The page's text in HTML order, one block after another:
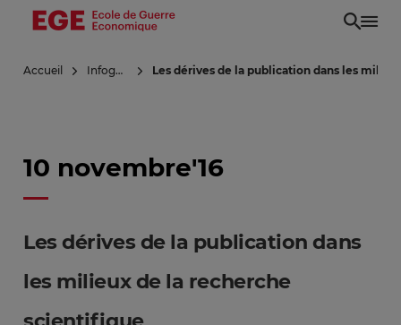
Aller
principal
Accueil Infoguerre Les dérives de la publication dans les
10 novembre'16
Les dérives de la publication dans
les milieux de la recherche